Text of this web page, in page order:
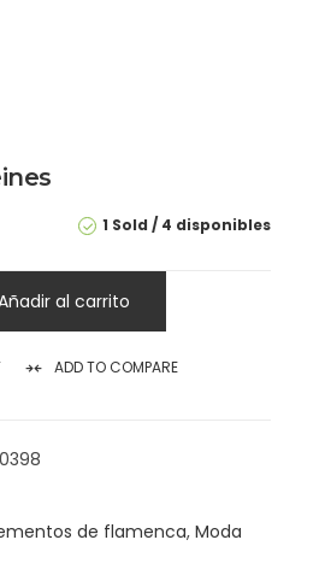
1 Sold 4 disponibles
al carrito
ADD TO COMPARE
de flamenca, Moda